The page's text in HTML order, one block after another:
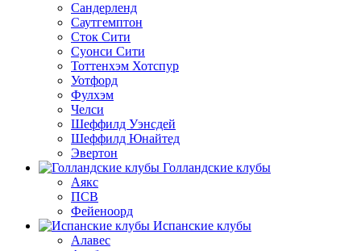
Сандерленд
Саутгемптон
Сток Сити
Суонси Сити
Тоттенхэм Хотспур
Уотфорд
Фулхэм
Челси
Шеффилд Уэнсдей
Шеффилд Юнайтед
Эвертон
Голландские клубы
Аякс
ПСВ
Фейеноорд
Испанские клубы
Алавес